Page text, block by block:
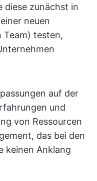
diese zunächst in
neuen
Team) testen,
auf der
und
von Ressourcen
das bei den
keinen Anklang